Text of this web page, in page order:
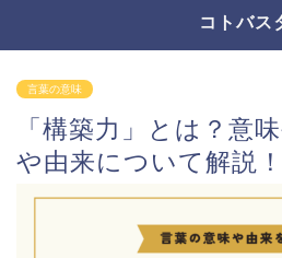
コトバス
言葉の意味
「構築力」とは？意
や由来について解説！